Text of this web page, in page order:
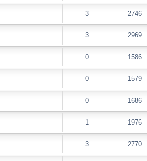
3 2746
3 2969
0 1586
0 1579
0 1686
1 1976
3 2770